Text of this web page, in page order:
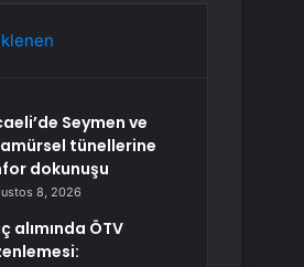
Seymen ve
tünellerine
dokunuşu
8, 2026
alımında ÖTV